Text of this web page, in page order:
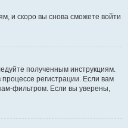
и скоро вы снова сможете войти
полученным инструкциям.
регистрации. Если вам
фильтром. Если вы уверены,